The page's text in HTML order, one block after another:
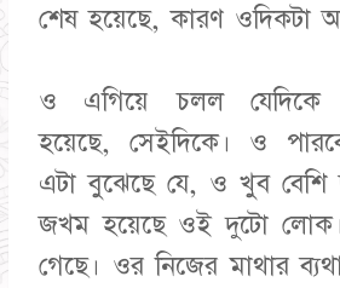
শেষ হয়েছে, কারণ ওদিকটা
ও এগিয়ে চলল যেদিকে
হয়েছে, সেইদিকে। ও
এটা বুঝেছে যে, ও খুব বেশি
জখম হয়েছে ওই দুটো লোক।
গেছে। ওর নিজের মাথার